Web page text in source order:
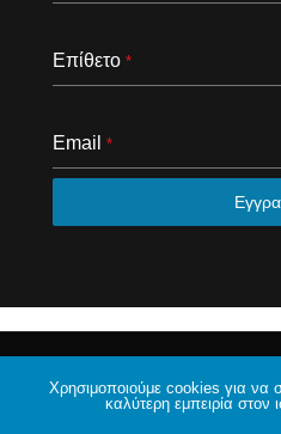
Επίθετο *
Email *
Χρησιμοποιούμε cookies για να
καλύτερη εμπειρία στον